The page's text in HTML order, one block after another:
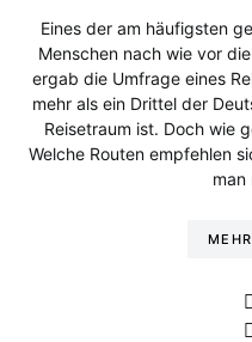
Eines der am häufigsten
Menschen nach wie vor
ergab die Umfrage eines
mehr als ein Drittel der
Reisetraum ist. Doch wie
Welche Routen empfehlen
man